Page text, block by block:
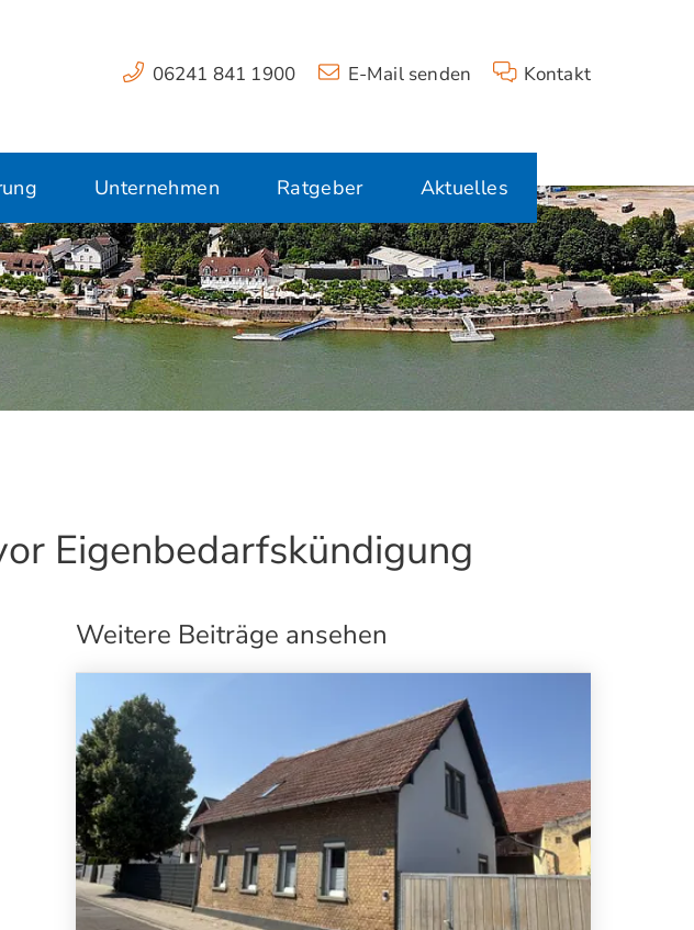
06241 841 1900 E-Mail senden Kontakt
Unternehmen Ratgeber Aktuelles
Eigenbedarfskündigung
Weitere Beiträge ansehen